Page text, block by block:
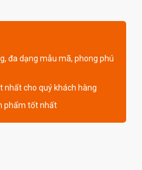
đa dạng mẫu mã, phong phú
nhất cho quý khách hàng
phẩm tốt nhất